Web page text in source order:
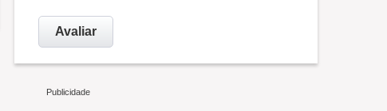
Avaliar